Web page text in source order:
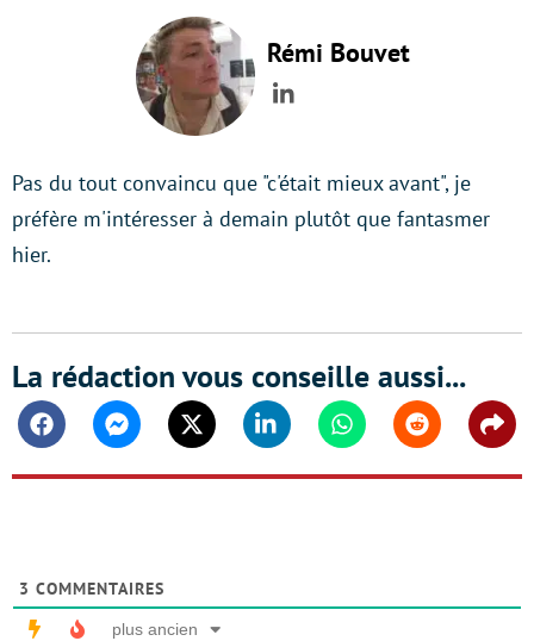
Rémi Bouvet
LinkedIn
Pas du tout convaincu que "c'était mieux avant", je
préfère m'intéresser à demain plutôt que fantasmer
hier.
La rédaction vous conseille aussi...
FacebookMessengerTwitter Linkedin WhatsappReddit
3 COMMENTAIRES
plus ancien